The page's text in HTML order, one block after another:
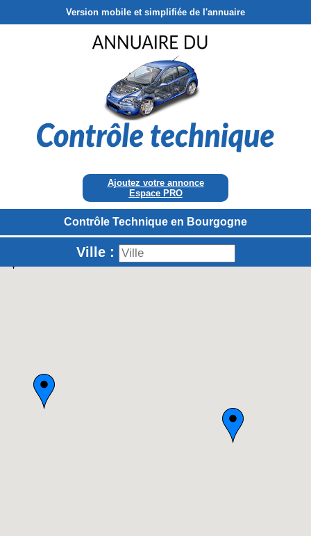
Version mobile et simplifiée de l'annuaire
Ajoutez votre annonce
Espace PRO
Contrôle Technique en Bourgogne
Ville :